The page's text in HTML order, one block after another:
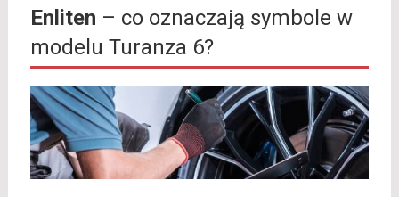
Enliten – co oznaczają symbole w
modelu Turanza 6?